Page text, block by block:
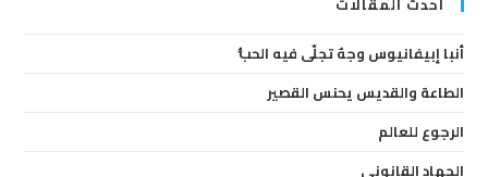
أنبا إبيفانيوس وجهٌ تجلّى فيه الحبُّ
الطاعة والقديس يحنس القصير
الرجوع للعالم
الجهاد القانوني